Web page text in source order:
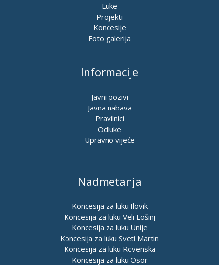
Luke
Projekti
Koncesije
Foto galerija
Informacije
Javni pozivi
Javna nabava
Pravilnici
Odluke
Upravno vijeće
Nadmetanja
Koncesija za luku Ilovik
Koncesija za luku Veli Lošinj
Koncesija za luku Unije
Koncesija za luku Sveti Martin
Koncesija za luku Rovenska
Koncesija za luku Osor